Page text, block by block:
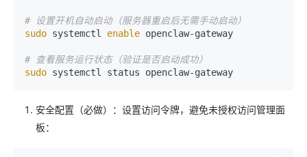
# 设置开机自动启动（服务器重启后无需手动启动）
sudo systemctl enable openclaw-gateway
# 查看服务运行状态（验证是否启动成功）
sudo
安全配置（必做）：设置访问令牌，避免未授权访问管理面
板：